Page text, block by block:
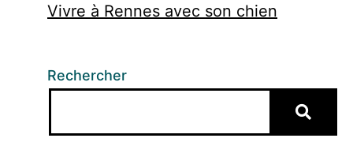
Vivre à Rennes avec son chien
Rechercher